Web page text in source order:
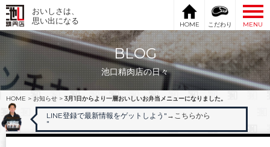
おいしさは、
思い出になる
HOME こだわり MENU
BLOG
池口精肉店の日々
HOME > お知らせ > 3月1日からより一層おいしいお弁当メニューになりました。
LINE登録で最新情報をゲットしよう" →こちらから
"